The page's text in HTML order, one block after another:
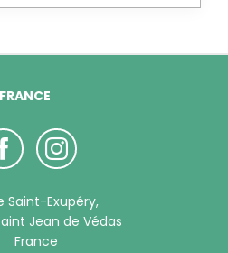
FRANCE
Saint-Exupéry,
Jean de Védas
France